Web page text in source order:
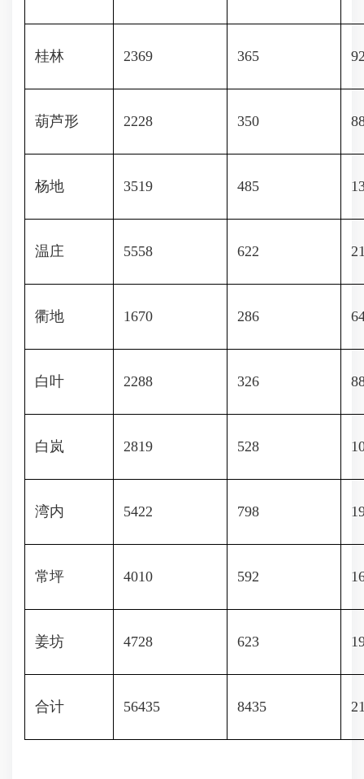
桂林 2369 365
葫芦形 2228 350
杨地 3519 485
温庄 5558 622
衢地 1670 286
白叶 2288 326
白岚 2819 528
湾内 5422 798
常坪 4010 592
姜坊 4728 623
合计 56435 8435